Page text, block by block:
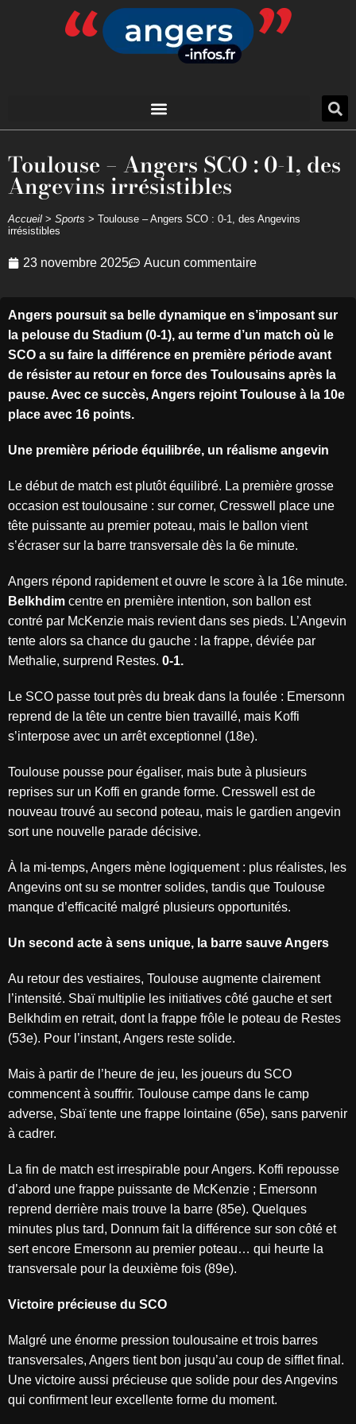
Toulouse – Angers SCO : 0-1, des
Angevins irrésistibles
Accueil > Sports > Toulouse – Angers SCO : 0-1, des Angevins
irrésistibles
23 novembre 2025 Aucun commentaire
Angers poursuit sa belle dynamique en s’imposant sur
la pelouse du Stadium (0-1), au terme d’un match où le
SCO a su faire la différence en première période avant
de résister au retour en force des Toulousains après la
pause. Avec ce succès, Angers rejoint Toulouse à la 10e
place avec 16 points.
Une première période équilibrée, un réalisme angevin
Le début de match est plutôt équilibré. La première grosse
occasion est toulousaine : sur corner, Cresswell place une
tête puissante au premier poteau, mais le ballon vient
s’écraser sur la barre transversale dès la 6e minute.
Angers répond rapidement et ouvre le score à la 16e minute.
Belkhdim centre en première intention, son ballon est
contré par McKenzie mais revient dans ses pieds. L’Angevin
tente alors sa chance du gauche : la frappe, déviée par
Methalie, surprend Restes. 0-1.
Le SCO passe tout près du break dans la foulée : Emersonn
reprend de la tête un centre bien travaillé, mais Koffi
s’interpose avec un arrêt exceptionnel (18e).
Toulouse pousse pour égaliser, mais bute à plusieurs
reprises sur un Koffi en grande forme. Cresswell est de
nouveau trouvé au second poteau, mais le gardien angevin
sort une nouvelle parade décisive.
À la mi-temps, Angers mène logiquement : plus réalistes, les
Angevins ont su se montrer solides, tandis que Toulouse
manque d’efficacité malgré plusieurs opportunités.
Un second acte à sens unique, la barre sauve Angers
Au retour des vestiaires, Toulouse augmente clairement
l’intensité. Sbaï multiplie les initiatives côté gauche et sert
Belkhdim en retrait, dont la frappe frôle le poteau de Restes
(53e). Pour l’instant, Angers reste solide.
Mais à partir de l’heure de jeu, les joueurs du SCO
commencent à souffrir. Toulouse campe dans le camp
adverse, Sbaï tente une frappe lointaine (65e), sans parvenir
à cadrer.
La fin de match est irrespirable pour Angers. Koffi repousse
d’abord une frappe puissante de McKenzie ; Emersonn
reprend derrière mais trouve la barre (85e). Quelques
minutes plus tard, Donnum fait la différence sur son côté et
sert encore Emersonn au premier poteau… qui heurte la
transversale pour la deuxième fois (89e).
Victoire précieuse du SCO
Malgré une énorme pression toulousaine et trois barres
transversales, Angers tient bon jusqu’au coup de sifflet final.
Une victoire aussi précieuse que solide pour des Angevins
qui confirment leur excellente forme du moment.